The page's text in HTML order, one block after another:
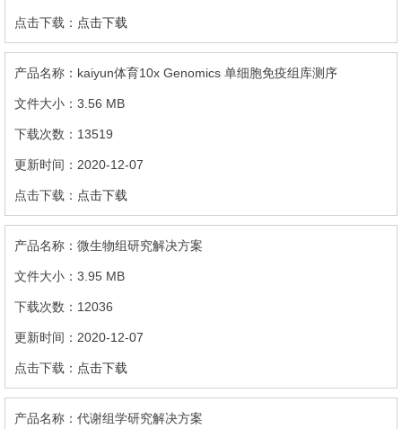
点击下载
kaiyun体育10x Genomics 单细胞免疫组库测序
3.56 MB
13519
2020-12-07
点击下载
微生物组研究解决方案
3.95 MB
12036
2020-12-07
点击下载
代谢组学研究解决方案